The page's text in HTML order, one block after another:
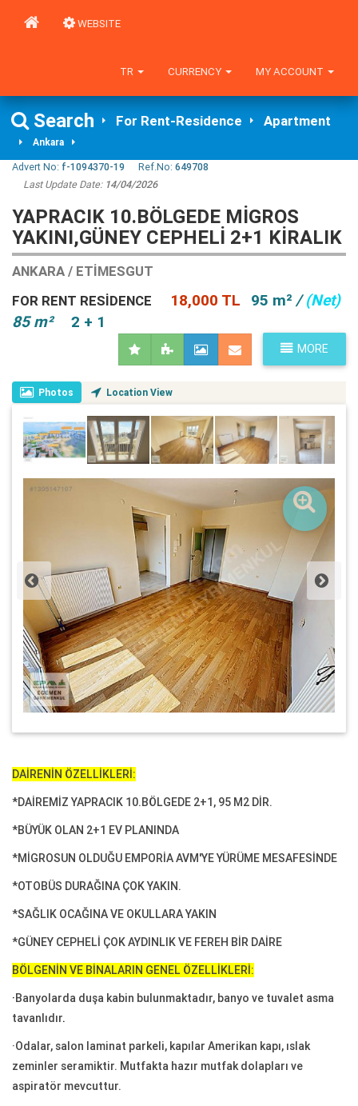
WEBSITE
MY ACCOUNT
CURRENCY
TR
Search For Rent-Residence Apartment
Ankara
Advert No: f-1094370-19 Ref.No: 649708
Last Update Date: 14/04/2026
YAPRACIK 10.BÖLGEDE MİGROS
YAKINI,GÜNEY CEPHELİ 2+1 KİRALIK
ANKARA / ETIMESGUT
FOR RENT RESIDENCE
18,000 TL 95 m² /(Net)
85 m²
2 + 1
MORE
Photos Location View
DAİRENİN ÖZELLİKLERİ:
*DAİREMİZ YAPRACIK 10.BÖLGEDE 2+1, 95 M2 DİR.
*BÜYÜK OLAN 2+1 EV PLANINDA
*MİGROSUN OLDUĞU EMPORİA AVM'YE YÜRÜME MESAFESİNDE
*OTOBÜS DURAĞINA ÇOK YAKIN.
*SAĞLIK OCAĞINA VE OKULLARA YAKIN
*GÜNEY CEPHELİ ÇOK AYDINLIK VE FEREH BİR DAİRE
BÖLGENİN VE BİNALARIN GENEL ÖZELLİKLERİ:
·Banyolarda duşa kabin bulunmaktadır, banyo ve tuvalet asma
tavanlıdır.
·Odalar, salon laminat parkeli, kapılar Amerikan kapı, ıslak
zeminler seramiktir. Mutfakta hazır mutfak dolapları ve
aspiratör mevcuttur.